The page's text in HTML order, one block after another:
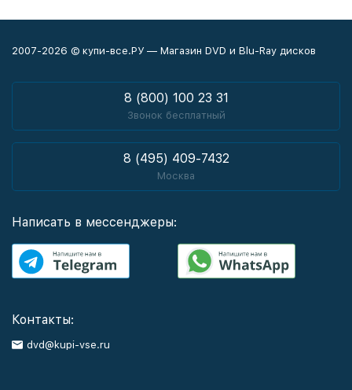
2007-2026 © купи-все.РУ — Магазин DVD и Blu-Ray дисков
8 (800) 100 23 31
Звонок бесплатный
8 (495) 409-7432
Москва
Написать в мессенджеры:
Контакты:
dvd@kupi-vse.ru